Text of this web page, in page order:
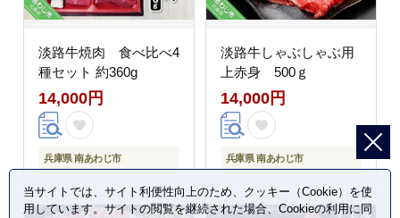
淡路牛焼肉 食べ比べ4
種セット 約360g
14,000円
兵庫県 南あわじ市
淡路牛しゃぶしゃぶ用
上赤身 500ｇ
14,000円
兵庫県 南あわじ市
当サイトでは、サイト利便性向上のため、クッキー（Cookie）を使
用しています。サイトの閲覧を継続された場合、Cookieの利用に同